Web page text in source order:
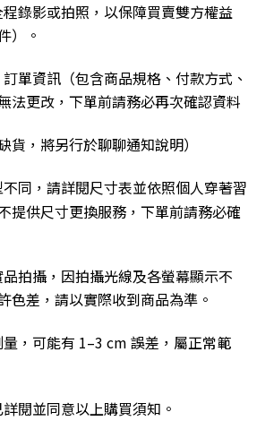
錄影或拍照，以保障買賣雙方權益
）。
單資訊（包含商品規格、付款方式、
法更改，下單前請務必再次確認資料
貨，將另行於聊聊通知說明）
同，請詳閱尺寸表並依照個人穿著習
提供尺寸更換服務，下單前請務必確
拍攝，因拍攝光線及各螢幕顯示不
色差，請以實際收到商品為準。
，可能有 1–3 cm 誤差，屬正常範
閱並同意以上購買須知。